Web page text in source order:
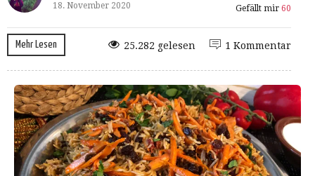
18. November 2020 Gefällt mir 60
Mehr Lesen 1 Kommentar
25.282 gelesen